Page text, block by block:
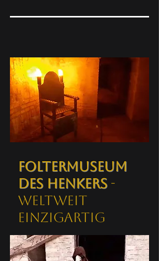
Foltermuseum
des Henkers -
Weltweit
einzigartig